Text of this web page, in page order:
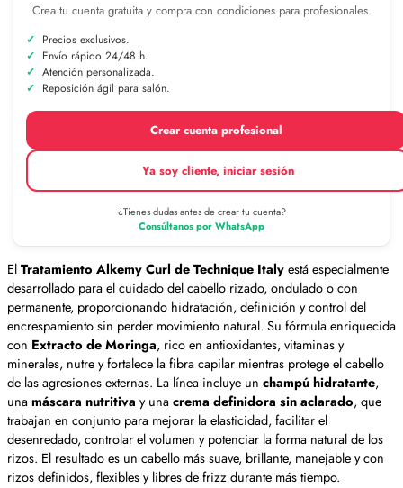
Crea tu cuenta gratuita y compra con condiciones para profesionales.
Precios exclusivos.
Envío rápido 24/48 h.
Atención personalizada.
Reposición ágil para salón.
Crear cuenta profesional
Ya soy cliente, iniciar sesión
¿Tienes dudas antes de crear tu cuenta?
Consúltanos por WhatsApp
ElTratamiento Alkemy Curl de Technique Italyestá especialmente
desarrollado para el cuidado del cabello rizado, ondulado o con
permanente, proporcionando hidratación, definición y control del
encrespamiento sin perder movimiento natural. Su fórmula enriquecida
con Extracto de Moringa, rico en antioxidantes, vitaminas y
minerales, nutre y fortalece la fibra capilar mientras protege el cabello
de las agresiones externas. La línea incluye un champú hidratante,
unamáscara nutritiva y unacrema definidora sin aclarado, que
trabajan en conjunto para mejorar la elasticidad, facilitar el
desenredado, controlar el volumen y potenciar la forma natural de los
rizos. El resultado es un cabello más suave, brillante, manejable y con
rizos definidos, flexibles y libres de frizz durante más tiempo.